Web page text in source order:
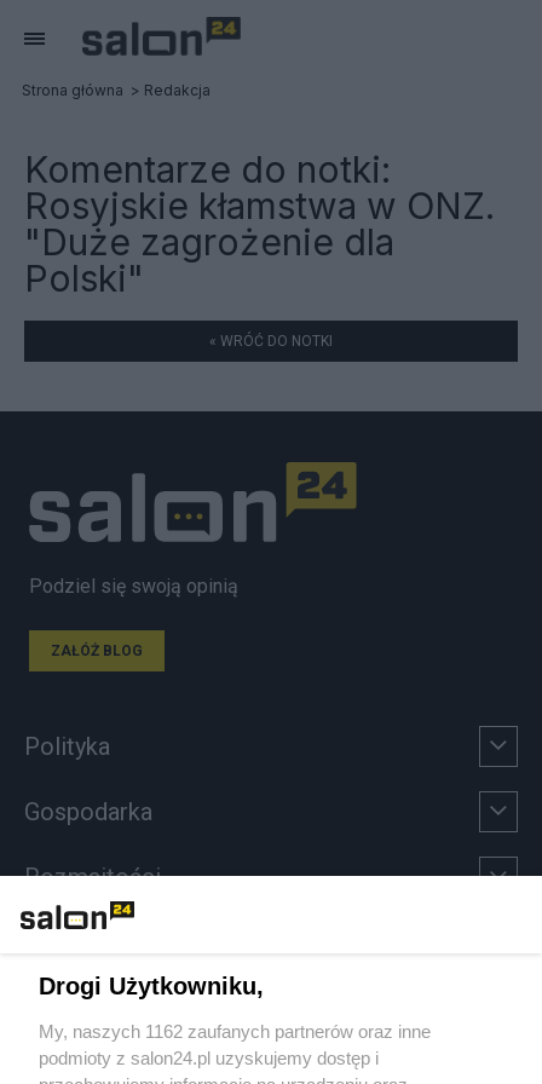
Strona główna Redakcja
Komentarze do notki:
Rosyjskie kłamstwa w ONZ.
"Duże zagrożenie dla
Polski"
« WRÓĆ DO NOTKI
Podziel się swoją opinią
ZAŁÓŻ BLOG
Polityka
Gospodarka
Rozmaitości
Sport
Społeczeństwo
Drogi Użytkowniku,
My, naszych 1162 zaufanych partnerów oraz inne
podmioty z salon24.pl uzyskujemy dostęp i